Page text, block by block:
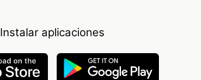
Instalar aplicaciones